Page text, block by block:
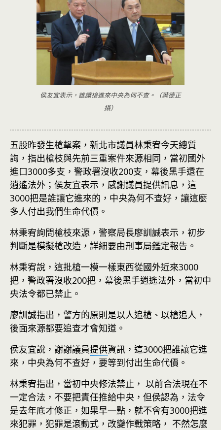
侯友宜表示，誰讓槍進來中央為何不查。（葉德正
攝）
五股昨發生槍擊案， 新北市議員林秉宥今天總質
詢，指出槍枝與先前三重案件來源相同，當初國外
進口3000多支，警政署沒收200支，幕後黑手還在
逍遙法外；侯友宜表示，感謝議員提供訊息，這
3000把是誰讓它進來的，中央為何不查好，讓這麼
多人付出我們生命代價。
林秉宥詢問槍枝來源，警察局長廖訓誠表示，初步
判斷是模擬槍改造，詳細要由刑事局鑑定報告。
林秉宥說，這批槍一模一樣東西從國外近來3000
把，警政署沒收200把，幕後黑手逍遙法外，當初中
央法令都已禁止。
廖訓誠指出，警方的原則是以人追槍、以槍追人，
後面來源都要追查才會知道。
侯友宜說，謝謝議員提供資訊，這3000把誰讓它進
來，中央為何不查好，要等到付出生命代價。
林秉宥指出，當初中央修法禁止， 以前合法現在不
一定合法，不要把責任推給中央，但侯認為，法令
是去年底才修正，如果早一點，就不會有3000把進
來犯罪，犯罪是滾動式，改變作戰策略， 不然怎麼